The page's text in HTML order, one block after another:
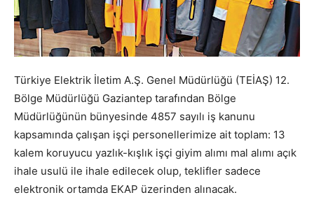
Türkiye Elektrik İletim A.Ş. Genel Müdürlüğü (TEİAŞ) 12.
Bölge Müdürlüğü Gaziantep tarafından Bölge
Müdürlüğünün bünyesinde 4857 sayılı iş kanunu
kapsamında çalışan işçi personellerimize ait toplam: 13
kalem koruyucu yazlık-kışlık işçi giyim alımı mal alımı açık
ihale usulü ile ihale edilecek olup, teklifler sadece
elektronik ortamda EKAP üzerinden alınacak.